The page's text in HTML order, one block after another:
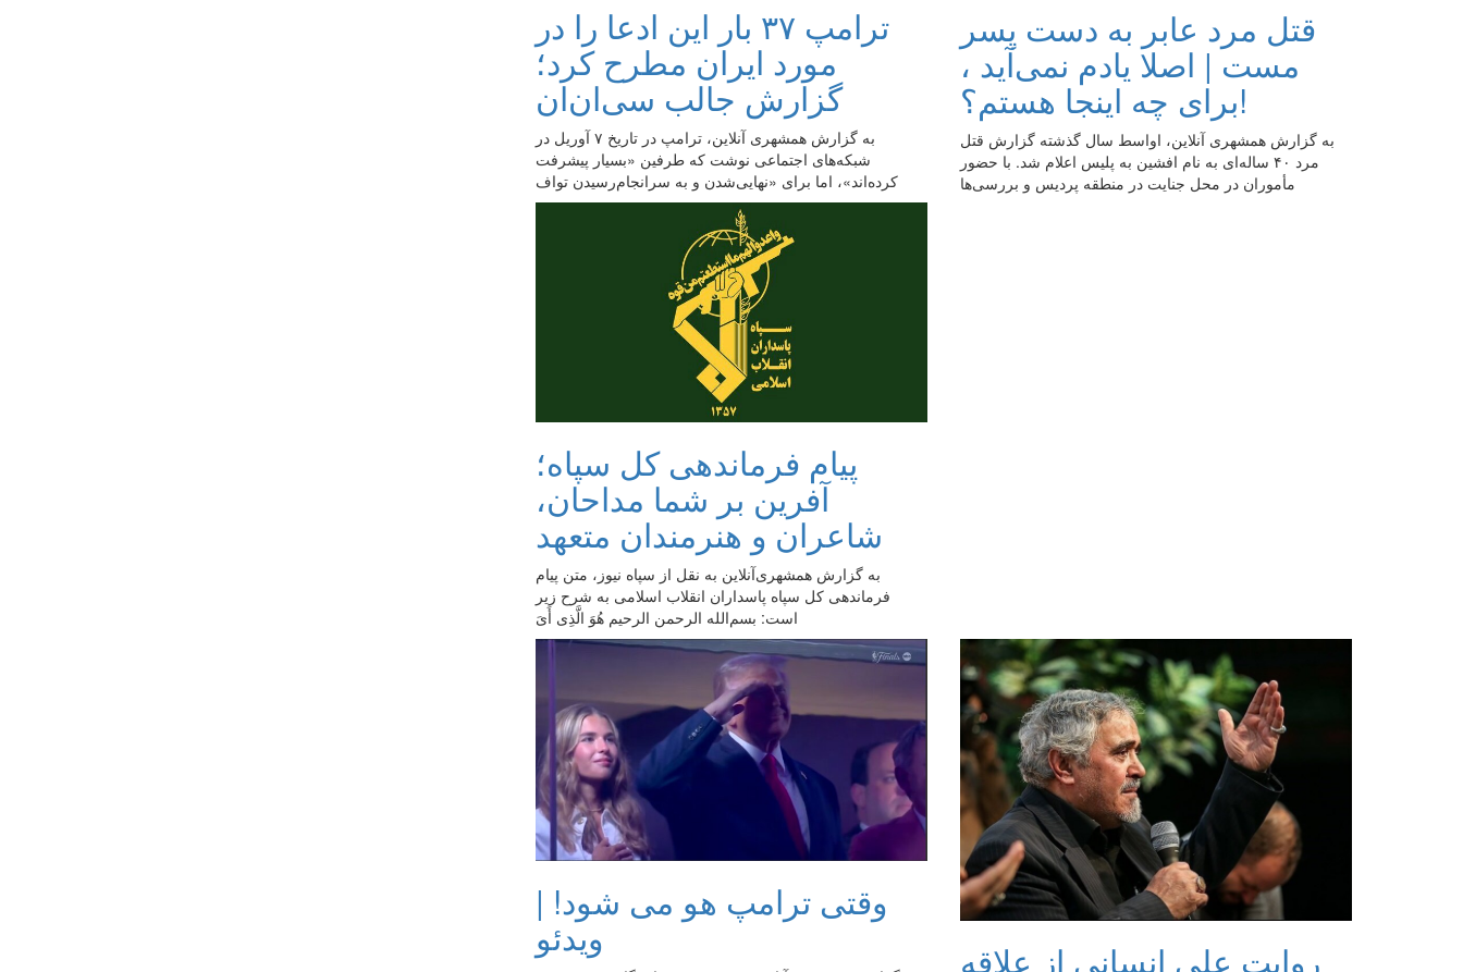
قتل مرد عابر به دست پسر
مست | اصلا یادم نمی‌آید ،
برای چه اینجا هستم؟!
به گزارش همشهری آنلاین، اواسط سال گذشته گزارش قتل
مرد ۴۰ ساله‌ای به نام افشین به پلیس اعلام شد. با حضور
مأموران در محل جنایت در منطقه پردیس و بررسی‌ها
ترامپ ۳۷ بار این ادعا را در
مورد ایران مطرح کرد؛
گزارش جالب سی‌ان‌ان
به گزارش همشهری ‌آنلاین، ترامپ در تاریخ ۷ آوریل در
شبکه‌های اجتماعی نوشت که طرفین «بسیار پیشرفت
کرده‌اند»، اما برای «نهایی‌شدن و به سرانجام‌رسیدن تواف
پیام فرماندهی کل سپاه؛
آفرین بر شما مداحان،
شاعران و هنرمندان متعهد
به گزارش همشهری‌آنلاین به نقل از سپاه نیوز، متن پیام
فرماندهی کل سپاه پاسداران انقلاب اسلامی به شرح زیر
است: بسم‌الله الرحمن الرحیم هُوَ الَّذِی أَیَ
روایت علی انسانی از علاقه
وقتی ترامپ هو می شود! |
ویدئو